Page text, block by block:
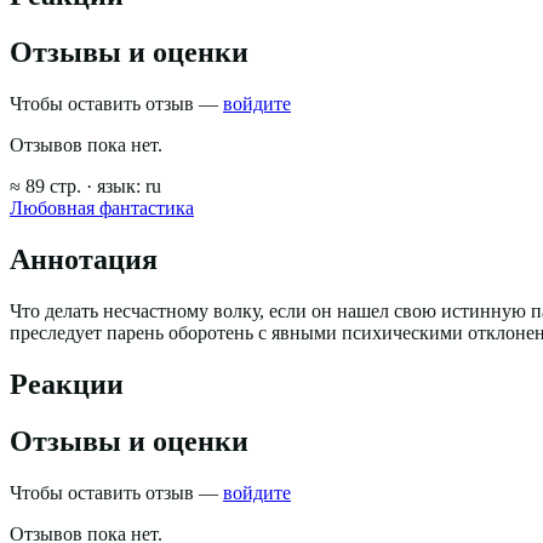
Отзывы и оценки
Чтобы оставить отзыв — войдите
Отзывов пока нет.
≈ 89 стр. · язык: ru
Любовная фантастика
Аннотация
Что делать несчастному волку, если он нашел свою истинную
преследует парень оборотень с явными психическими
Реакции
Отзывы и оценки
Чтобы оставить отзыв — войдите
Отзывов пока нет.